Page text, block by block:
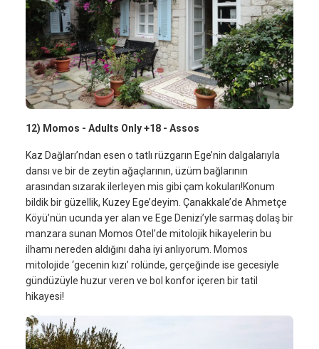
12) Momos - Adults Only +18 - Assos
Kaz Dağları’ndan esen o tatlı rüzgarın Ege’nin dalgalarıyla
dansı ve bir de zeytin ağaçlarının, üzüm bağlarının
arasından sızarak ilerleyen mis gibi çam kokuları!Konum
bildik bir güzellik, Kuzey Ege’deyim. Çanakkale’de Ahmetçe
Köyü’nün ucunda yer alan ve Ege Denizi’yle sarmaş dolaş bir
manzara sunan Momos Otel’de mitolojik hikayelerin bu
ilhamı nereden aldığını daha iyi anlıyorum. Momos
mitolojide ‘gecenin kızı’ rolünde, gerçeğinde ise gecesiyle
gündüzüyle huzur veren ve bol konfor içeren bir tatil
hikayesi!